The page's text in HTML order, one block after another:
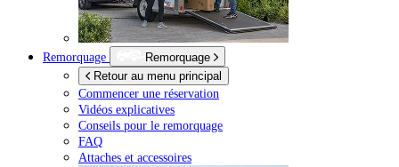
Remorquage
Remorquage
Retour au menu principal
Commencer une réservation
Vidéos explicatives
Conseils pour le remorquage
FAQ
Attaches et accessoires